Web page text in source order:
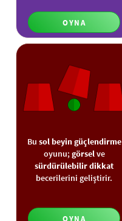
OYNA
Bu sol beyin güçlendirme
oyunu;görselve
sürdürülebilir dikkat
becerilerini geliştirir.